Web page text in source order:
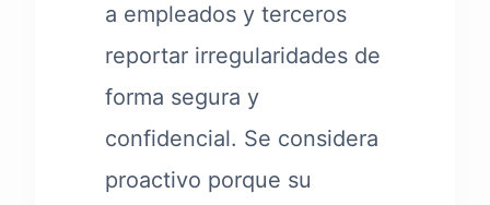
a empleados y terceros
reportar irregularidades de
forma segura y
confidencial. Se considera
proactivo porque su